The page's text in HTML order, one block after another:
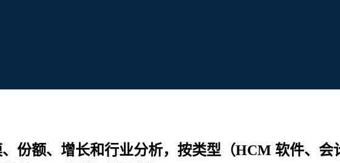
份额、增长和行业分析，按类型（HCM 软件、会